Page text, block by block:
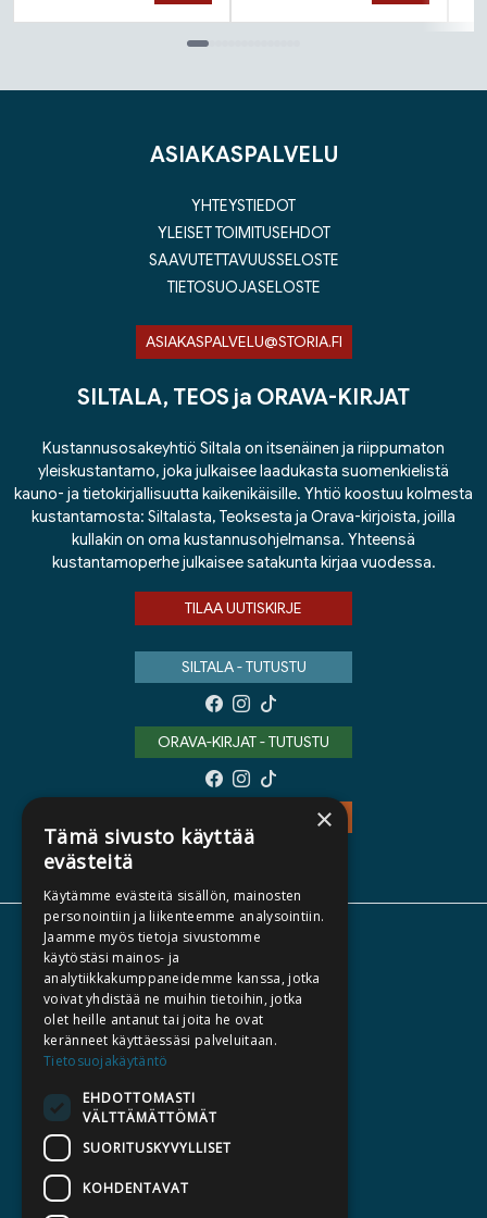
ASIAKASPALVELU
YHTEYSTIEDOT
YLEISET TOIMITUSEHDOT
SAAVUTETTAVUUSSELOSTE
TIETOSUOJASELOSTE
ASIAKASPALVELU@STORIA.FI
SILTALA, TEOS ja ORAVA-KIRJAT
Kustannusosakeyhtiö Siltala on itsenäinen ja riippumaton
yleiskustantamo, joka julkaisee laadukasta suomenkielistä
kauno- ja tietokirjallisuutta kaikenikäisille. Yhtiö koostuu kolmesta
kustantamosta: Siltalasta, Teoksesta ja Orava-kirjoista, joilla
kullakin on oma kustannusohjelmansa. Yhteensä
kustantamoperhe julkaisee satakunta kirjaa vuodessa.
TILAA UUTISKIRJE
SILTALA - TUTUSTU
ORAVA-KIRJAT - TUTUSTU
TIETOA MEISTÄ
TEKIJÄT
KATALOGIT
AJANKOHTAISTA
HALUATKO KIRJAILIJAKSI
KIRJA TILAUSTYÖNÄ
MEDIALLE
LASKUTUSOSOITTEET
×
Tämä sivusto käyttää
evästeitä
Käytämme evästeitä sisällön, mainosten
personointiin ja liikenteemme analysointiin.
Jaamme myös tietoja sivustomme
käytöstäsi mainos- ja
analytiikkakumppaneidemme kanssa, jotka
voivat yhdistää ne muihin tietoihin, jotka
olet heille antanut tai joita he ovat
keränneet käyttäessäsi palveluitaan.
Tietosuojakäytäntö
EHDOTTOMASTI
VÄLTTÄMÄTTÖMÄT
SUORITUSKYVYLLISET
KOHDENTAVAT